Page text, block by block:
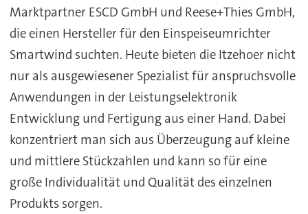
Marktpartner ESCD GmbH und Reese+Thies GmbH,
die einen Hersteller für den Einspeiseumrichter
Smartwind suchten. Heute bieten die Itzehoer nicht
nur als ausgewiesener Spezialist für anspruchsvolle
Anwendungen in der Leistungselektronik
Entwicklung und Fertigung aus einer Hand. Dabei
konzentriert man sich aus Überzeugung auf kleine
und mittlere Stückzahlen und kann so für eine
große Individualität und Qualität des einzelnen
Produkts sorgen.